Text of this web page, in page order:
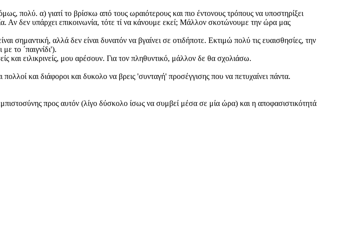
πολύ. α) γιατί το βρίσκω από τους ωραιότερους και πιο έντονους τρόπους να υποστηρίξει
Αν δεν υπάρχει επικοινωνία, τότε τί να κάνουμε εκεί; Μάλλον σκοτώνουμε την ώρα μας
σημαντική, αλλά δεν είναι δυνατόν να βγαίνει σε οτιδήποτε. Εκτιμώ πολύ τις ευαισθησίες, την
το ΄παιγνίδι').
και ειλικρινείς, μου αρέσουν. Για τον πληθυντικό, μάλλον δε θα σχολιάσω.
και διάφοροι και δυκολο να βρεις 'συνταγή' προσέγγισης που να πετυχαίνει πάντα.
προς αυτόν (λίγο δύσκολο ίσως να συμβεί μέσα σε μία ώρα) και η αποφασιστικότητά